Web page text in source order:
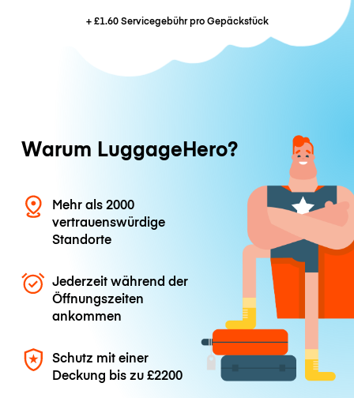
+£1.60Servicegebühr pro Gepäckstück
Warum LuggageHero?
Mehr als 2000
vertrauenswürdige
Standorte
Jederzeit während der
Öffnungszeiten
ankommen
Schutz mit einer
Deckung bis zu£2200